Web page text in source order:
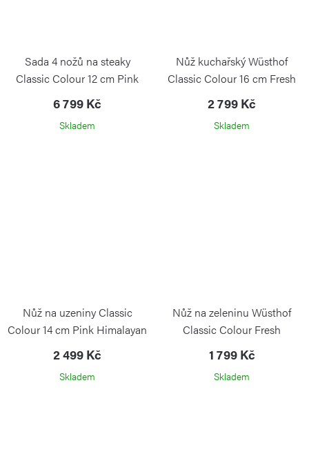
Sada 4 nožů na steaky
Classic Colour 12 cm Pink
Himalayan Salt
6 799 Kč
Skladem
Nůž kuchařský Wüsthof
Classic Colour 16 cm Fresh
Rosemary
2 799 Kč
Skladem
Nůž na uzeniny Classic
Colour 14 cm Pink Himalayan
2 499 Kč
Skladem
Nůž na zeleninu Wüsthof
Classic Colour Fresh
Rosemary 9 cm
1 799 Kč
Skladem